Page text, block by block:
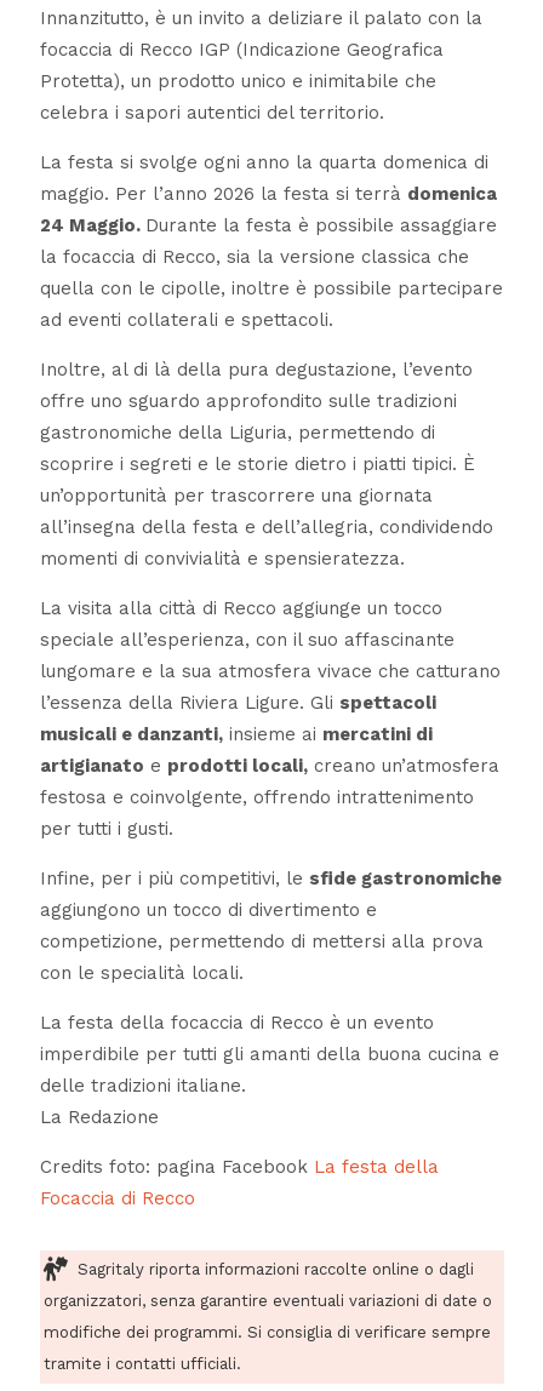
Innanzitutto, è un invito a deliziare il palato con la
focaccia di Recco IGP (Indicazione Geografica
Protetta), un prodotto unico e inimitabile che
celebra i sapori autentici del territorio.
La festa si svolge ogni anno la quarta domenica di
maggio. Per l’anno 2026 la festa si terrà domenica
24 Maggio. Durante la festa è possibile assaggiare
la focaccia di Recco, sia la versione classica che
quella con le cipolle, inoltre è possibile partecipare
ad eventi collaterali e spettacoli.
Inoltre, al di là della pura degustazione, l’evento
offre uno sguardo approfondito sulle tradizioni
gastronomiche della Liguria, permettendo di
scoprire i segreti e le storie dietro i piatti tipici. È
un’opportunità per trascorrere una giornata
all’insegna della festa e dell’allegria, condividendo
momenti di convivialità e spensieratezza.
La visita alla città di Recco aggiunge un tocco
speciale all’esperienza, con il suo affascinante
lungomare e la sua atmosfera vivace che catturano
l’essenza della Riviera Ligure. Gli spettacoli
musicali e danzanti,insieme ai mercatini di
artigianato e prodotti locali,creano un’atmosfera
festosa e coinvolgente, offrendo intrattenimento
per tutti i gusti.
Infine, per i più competitivi, le sfide gastronomiche
aggiungono un tocco di divertimento e
competizione, permettendo di mettersi alla prova
con le specialità locali.
La festa della focaccia di Recco è un evento
imperdibile per tutti gli amanti della buona cucina e
delle tradizioni italiane.
La Redazione
Credits foto: pagina Facebook La festa della
Focaccia di Recco
Sagritaly riporta informazioni raccolte online o dagli
organizzatori, senza garantire eventuali variazioni di date o
modifiche dei programmi. Si consiglia di verificare sempre
tramite i contatti ufficiali.